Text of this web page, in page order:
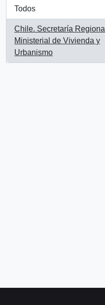
Todos
Chile. Secretaría Regional
Ministerial de Vivienda y
Urbanismo
, 1 resultados